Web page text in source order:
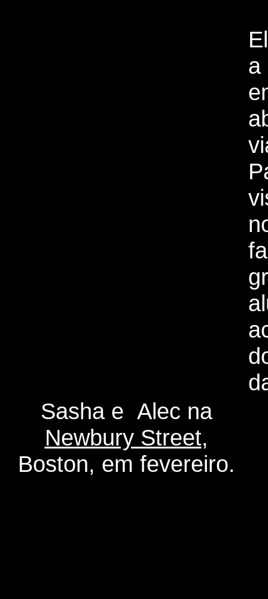
a
Sasha e Alec na
Newbury Street,
Boston, em fevereiro.